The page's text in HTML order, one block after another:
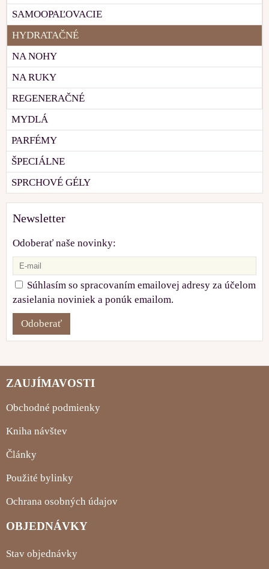
SAMOOPAĽOVACIE
HYDRATAČNÉ
NA NOHY
NA RUKY
REGENERAČNÉ
MYDLÁ
PARFÉMY
ŠPECIÁLNE
SPRCHOVÉ GÉLY
Newsletter
Odoberať naše novinky:
Súhlasím so spracovaním emailovej adresy za účelom
zasielania noviniek a ponúk emailom.
Odoberať
ZAUJÍMAVOSTI
Obchodné podmienky
Kniha návštev
Články
Použité bylinky
Ochrana osobných údajov
OBJEDNÁVKY
Stav objednávky